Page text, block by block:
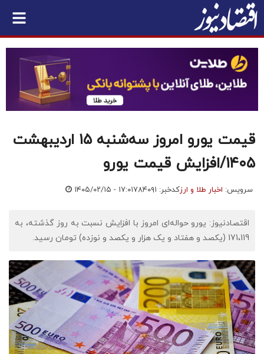
قیمت یورو امروز سه‌شنبه ۱۵ اردیبهشت
۱۴۰۵/افزایش قیمت یورو
سرویس: اخبار طلا و ارزکدخبر: ۷۸۴۰۹۱ ۱۴۰۵/۰۲/۱۵ - ۱۷:۰۱
اقتصادنیوز: یورو حواله‌ای امروز با افزایش نسبت به روز گذشته، به
171،119 (یکصد و هفتاد و یک هزار و یکصد و نوزده) تومان رسید.